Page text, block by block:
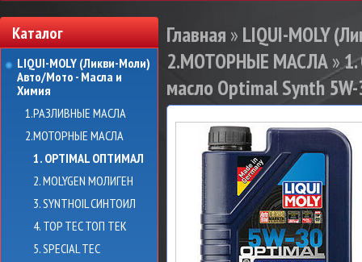
Каталог
LIQUI-MOLY (Ликви-Моли)
Авто/Мото - Масла и
Химия
1.РАЗЛИВНЫЕ МАСЛА
2.МОТОРНЫЕ МАСЛА
1. OPTIMAL ОПТИМАЛ
2. MOLYGEN МОЛИГЕН
3. SYNTHOIL СИНТОИЛ
4. TOP TEC ТОП ТЕК
5. SPECIAL TEC
Главная » LIQUI-MOLY
2.МОТОРНЫЕ МАСЛА»
масло Optimal Synth 5W-